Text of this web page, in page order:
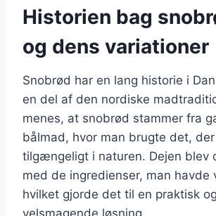
Historien bag
og dens variationer
Snobrød har en lang historie i
en del af den nordiske
menes, at snobrød stammer fra
bålmad, hvor man brugte det,
tilgængeligt i naturen. Dejen blev
med de ingredienser, man havde
hvilket gjorde det til en praktisk og
velsmagende løsning.